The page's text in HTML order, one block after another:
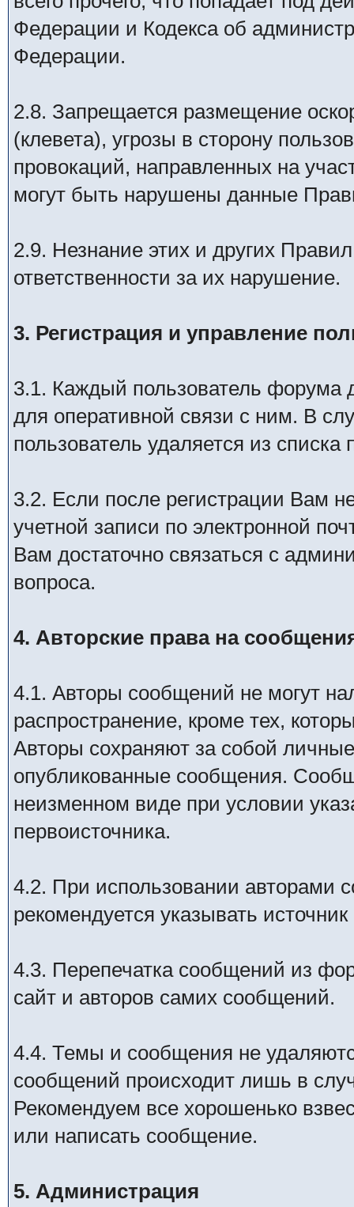
Федерации и Кодекса об
Федерации.
2.8. Запрещается размещение
(клевета), угрозы в сторону
провокаций, направленных на
могут быть нарушены данные
2.9. Незнание этих и других
ответственности за их нарушение.
3. Регистрация и управление
3.1. Каждый пользователь
для оперативной связи с ним. В
пользователь удаляется из
3.2. Если после регистрации Вам
учетной записи по электронной
Вам достаточно связаться с
вопроса.
4. Авторские права на
4.1. Авторы сообщений не могут
распространение, кроме тех,
Авторы сохраняют за собой
опубликованные сообщения.
неизменном виде при условии
первоисточника.
4.2. При использовании авторами
рекомендуется указывать
4.3. Перепечатка сообщений из
сайт и авторов самих сообщений.
4.4. Темы и сообщения не
сообщений происходит лишь в
Рекомендуем все хорошенько
или написать сообщение.
5. Администрация